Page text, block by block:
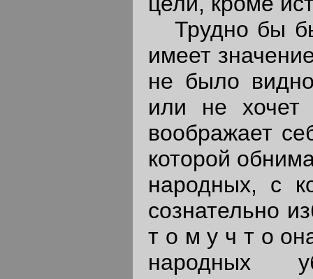
Трудно бы
имеет
не было
или не хочет
воображает
которой
народных, с
сознательно
т о м у ч т о
народных